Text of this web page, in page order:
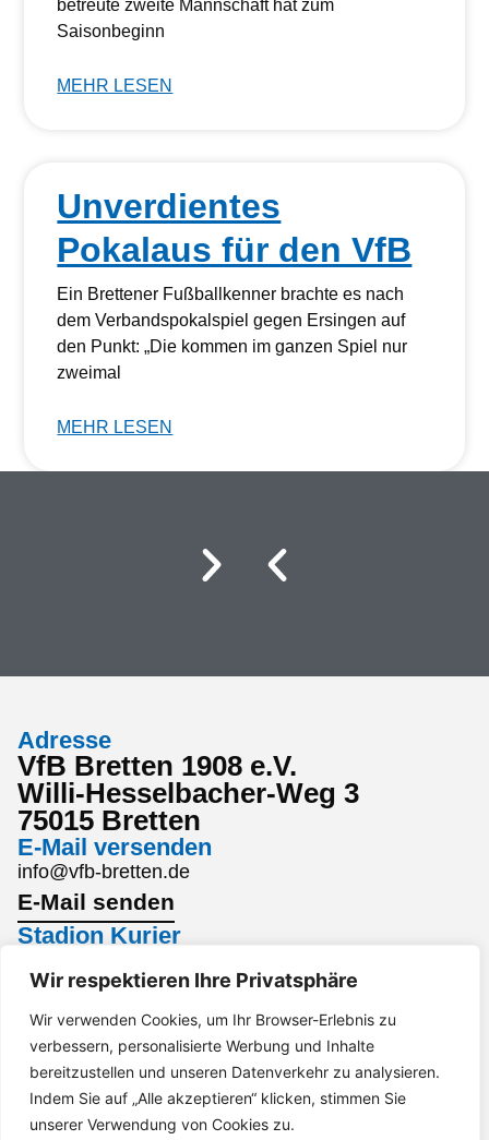
Wir respektieren Ihre Privatsphäre
Wir verwenden Cookies, um Ihr Browser-Erlebnis zu
verbessern, personalisierte Werbung und Inhalte
bereitzustellen und unseren Datenverkehr zu analysieren.
Indem Sie auf „Alle akzeptieren“ klicken, stimmen Sie
unserer Verwendung von Cookies zu.
betreute zweite Mannschaft hat zum
Saisonbeginn
MEHR LESEN
Unverdientes
Pokalaus für den VfB
Ein Brettener Fußballkenner brachte es nach
dem Verbandspokalspiel gegen Ersingen auf
den Punkt: „Die kommen im ganzen Spiel nur
zweimal
MEHR LESEN
Adresse
VfB Bretten 1908 e.V.
Willi-Hesselbacher-Weg 3
75015 Bretten
E-Mail versenden
info@vfb-bretten.de
E-Mail senden
Stadion Kurier
Stadion Kurier
Interesse an einem Sponsoring?
Gerne per Mail an marketing@vfb-bretten.de.
Anfrage senden
ImpressumDatenschutzBarrierefreiheit